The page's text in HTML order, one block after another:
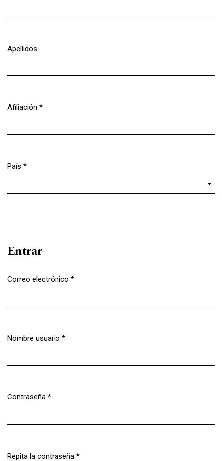
Apellidos
Afiliación *
País *
Entrar
Correo electrónico *
Nombre usuario *
Contraseña *
Repita la contraseña *